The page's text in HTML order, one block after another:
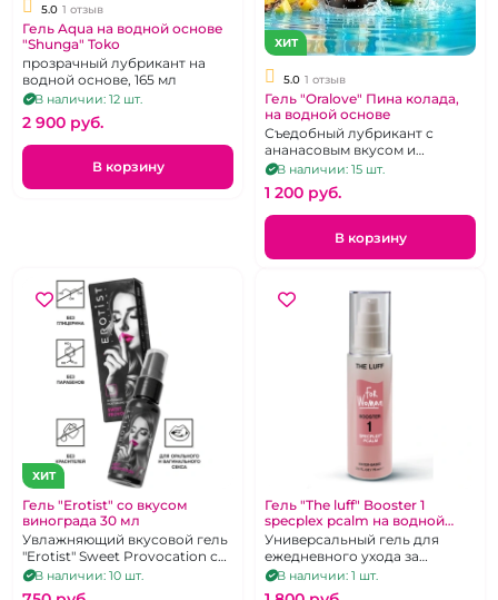
5.0 1 отзыв
Гель Aqua на водной основе
"Shunga" Toko
прозрачный лубрикант на
водной основе, 165 мл
В наличии: 12 шт.
2 900 pуб.
В корзину
ХИТ
5.0 1 отзыв
Гель "Oralove" Пина колада,
на водной основе
Съедобный лубрикант с
ананасовым вкусом и
ароматом коктейля «Пина
Колада»
В наличии: 15 шт.
1 200 pуб.
В корзину
ХИТ
Гель "Erotist" со вкусом
винограда 30 мл
Увлажняющий вкусовой гель
"Erotist" Sweet Provocation с
регенерирующим эффектом
В наличии: 10 шт.
Гель "The luff" Booster 1
specplex pcalm на водной
основе 75 мл
Универсальный гель для
ежедневного ухода за
женской интимной зоной The
luff Booster 1 specplex pcalm
В наличии: 1 шт.